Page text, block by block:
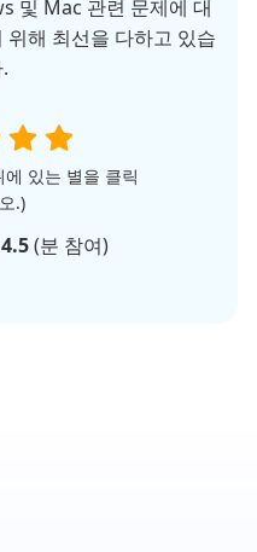
및 Mac 관련 문제에 대
해 최선을 다하고 있습
있는 별을 클릭
.)
4.5(분 참여)